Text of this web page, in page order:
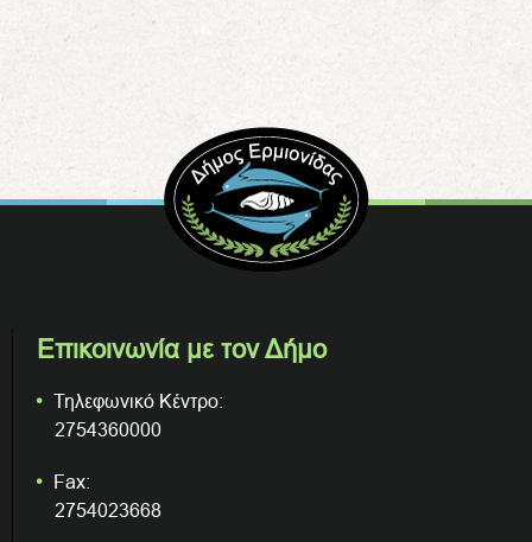
Επικοινωνία με τον Δήμο
Τηλεφωνικό Κέντρο:
2754360000
Fax:
2754023668